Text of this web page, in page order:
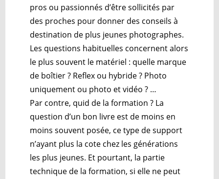
pros ou passionnés d’être sollicités par
des proches pour donner des conseils à
destination de plus jeunes photographes.
Les questions habituelles concernent alors
le plus souvent le matériel : quelle marque
de boîtier ? Reflex ou hybride ? Photo
uniquement ou photo et vidéo ? …
Par contre, quid de la formation ? La
question d’un bon livre est de moins en
moins souvent posée, ce type de support
n’ayant plus la cote chez les générations
les plus jeunes. Et pourtant, la partie
technique de la formation, si elle ne peut